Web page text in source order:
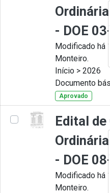
- DOE
Modificado há
Monteiro.
Início > 2026
Documento
Aprovado
Edital
- DOE
Modificado há
Monteiro.